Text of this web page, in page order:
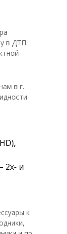
в ДТП
в г.
2х- и
к